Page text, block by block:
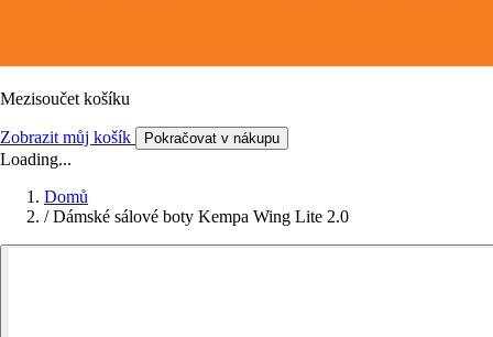
Mezisoučet košíku
Zobrazit můj košík Pokračovat v nákupu
Loading...
Domů
/ Dámské sálové boty Kempa Wing Lite 2.0